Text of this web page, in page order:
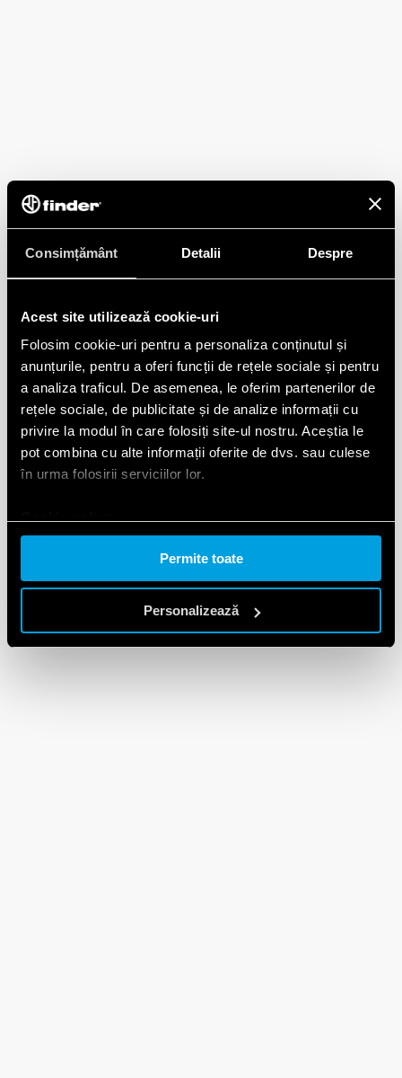
Consimțământ Detalii Despre
Acest site utilizează cookie-uri
Folosim cookie-uri pentru a personaliza conținutul și
anunțurile, pentru a oferi funcții de rețele sociale și pentru
a analiza traficul. De asemenea, le oferim partenerilor de
rețele sociale, de publicitate și de analize informații cu
privire la modul în care folosiți site-ul nostru. Aceștia le
pot combina cu alte informații oferite de dvs. sau culese
în urma folosirii serviciilor lor.
Permite toate
Personalizează